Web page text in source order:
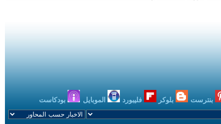
بنترست بلوكر فليبورد الموبايل بودكاست